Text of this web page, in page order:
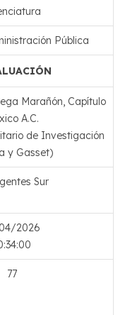
Pública
Marañón, Capítulo
A.C.
de Investigación
y Gasset)
Sur
2026
77